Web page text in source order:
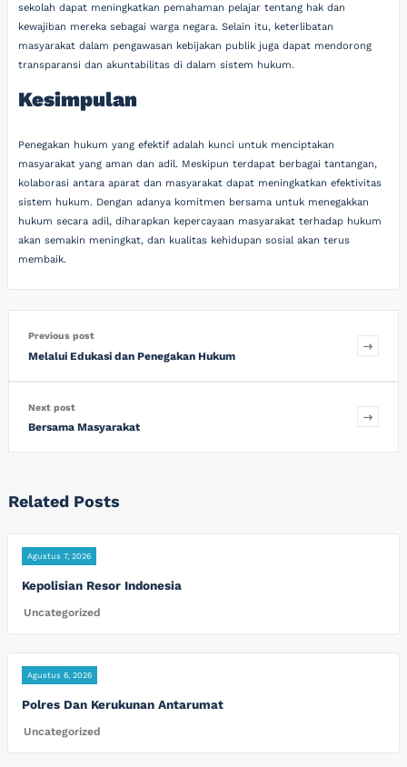
sekolah dapat meningkatkan pemahaman pelajar tentang hak dan
kewajiban mereka sebagai warga negara. Selain itu, keterlibatan
masyarakat dalam pengawasan kebijakan publik juga dapat mendorong
transparansi dan akuntabilitas di dalam sistem hukum.
Kesimpulan
Penegakan hukum yang efektif adalah kunci untuk menciptakan
masyarakat yang aman dan adil. Meskipun terdapat berbagai tantangan,
kolaborasi antara aparat dan masyarakat dapat meningkatkan efektivitas
sistem hukum. Dengan adanya komitmen bersama untuk menegakkan
hukum secara adil, diharapkan kepercayaan masyarakat terhadap hukum
akan semakin meningkat, dan kualitas kehidupan sosial akan terus
membaik.
Previous post
Melalui Edukasi dan Penegakan Hukum
Next post
Bersama Masyarakat
Related Posts
Agustus 7, 2026
Kepolisian Resor Indonesia
Uncategorized
Agustus 6, 2026
Polres Dan Kerukunan Antarumat
Uncategorized